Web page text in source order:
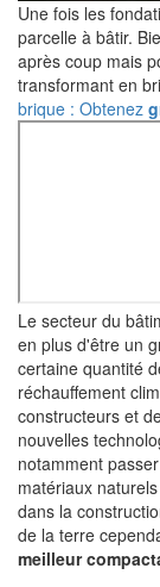
Une fois les
parcelle à bâtir.
après coup mais
transformant en
brique : Obtenez
Le secteur du
en plus d'être un
certaine quantité
réchauffement
constructeurs et
nouvelles
notamment
matériaux
dans la
de la terre
meilleur